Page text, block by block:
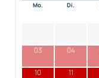
Mo. Di.
03 04
10 11